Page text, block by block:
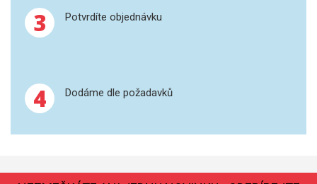
SPEKTROFOTOMETRY
PŘÍPRAVA VZORKŮ
3 Potvrdíte objednávku
4 Dodáme dle požadavků